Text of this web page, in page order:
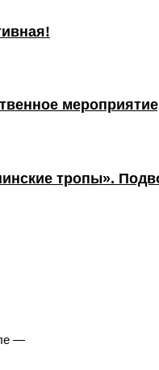
тропы».
—